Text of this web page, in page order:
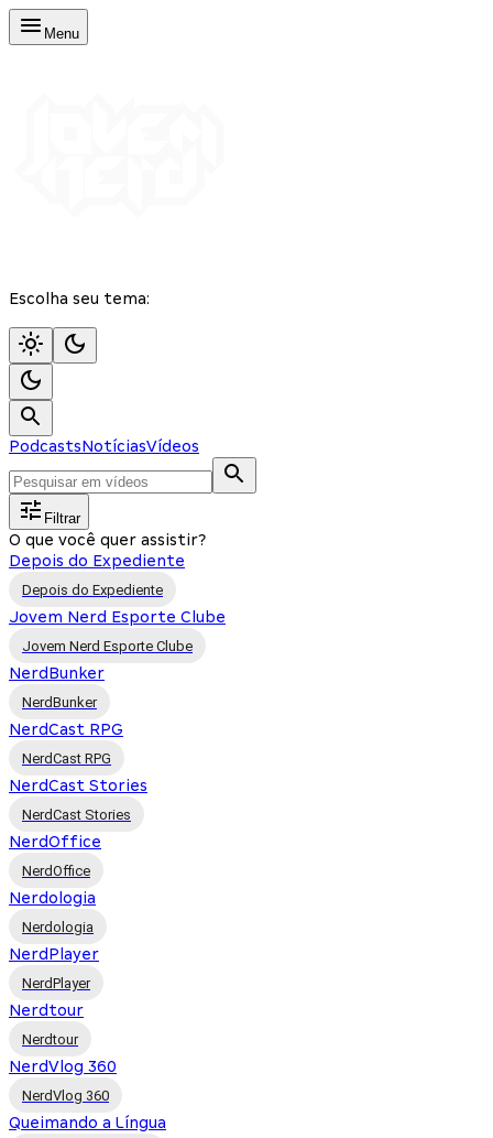
Menu
Escolha seu tema:
PodcastsNotíciasVídeos
Filtrar
O que você quer assistir?
Depois do Expediente
Depois do Expediente
Jovem Nerd Esporte Clube
Jovem Nerd Esporte Clube
NerdBunker
NerdBunker
NerdCast RPG
NerdCast RPG
NerdCast Stories
NerdCast Stories
NerdOffice
NerdOffice
Nerdologia
Nerdologia
NerdPlayer
NerdPlayer
Nerdtour
Nerdtour
NerdVlog 360
NerdVlog 360
Queimando a Língua